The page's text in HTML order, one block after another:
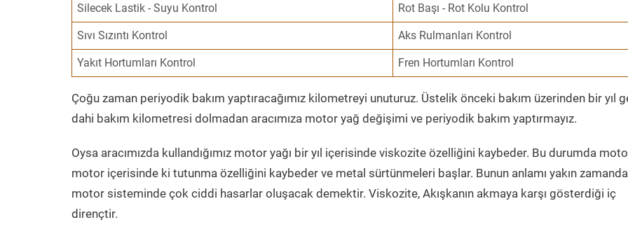
Silecek Lastik - Suyu Kontrol Rot Başı - Rot Kolu Kontrol
Sıvı Sızıntı Kontrol Aks Rulmanları Kontrol
Yakıt Hortumları Kontrol Fren Hortumları Kontrol
Çoğu zaman periyodik bakım yaptıracağımız kilometreyi unuturuz. Üstelik önceki bakım üzerinden bir yıl
dahi bakım kilometresi dolmadan aracımıza motor yağ değişimi ve periyodik bakım yaptırmayız.
Oysa aracımızda kullandığımız motor yağı bir yıl içerisinde viskozite özelliğini kaybeder. Bu durumda
motor içerisinde ki tutunma özelliğini kaybeder ve metal sürtünmeleri başlar. Bunun anlamı yakın zamanda
motor sisteminde çok ciddi hasarlar oluşacak demektir. Viskozite, Akışkanın akmaya karşı gösterdiği iç
dirençtir.